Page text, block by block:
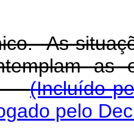
As
as
(Incluído
pelo